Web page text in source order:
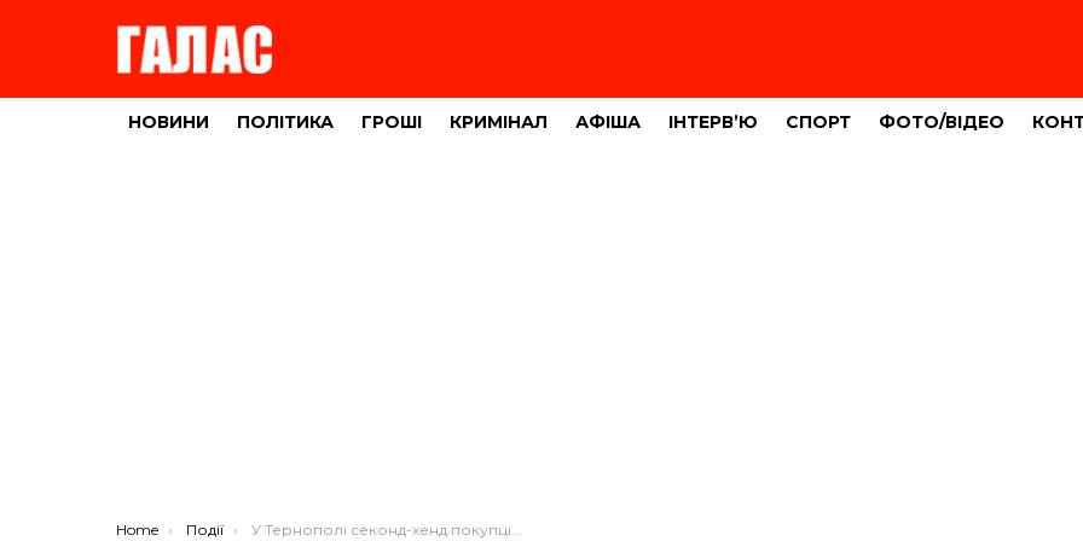
НОВИНИ ПОЛІТИКА ГРОШІ КРИМІНАЛ АФІША ІНТЕРВ’Ю СПОРТ ФОТО/ВІДЕО
You are here:
Home Події У Тернополі секонд-хенд покупці беруть штурмом (відео)